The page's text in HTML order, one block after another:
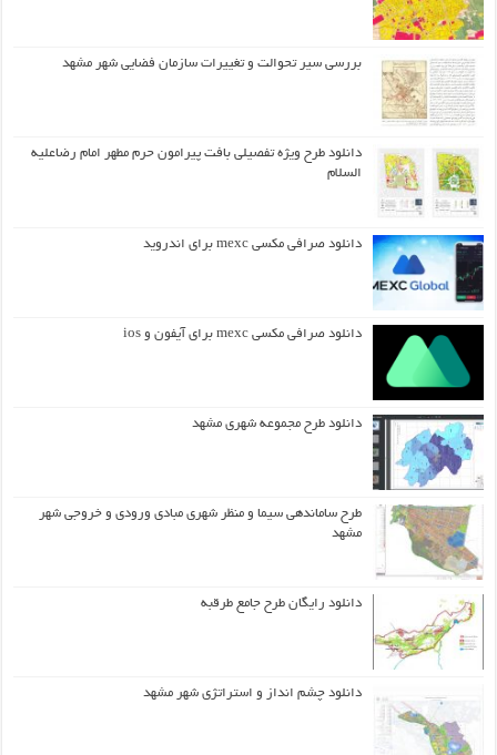
بررسی سیر تحوالت و تغییرات سازمان فضایی شهر مشهد
دانلود طرح ويژه تفصيلي بافت پيرامون حرم مطهر امام رضاعليه
السلام
دانلود صرافی مکسی mexc برای اندروید
دانلود صرافی مکسی mexc برای آیفون و ios
دانلود طرح مجموعه شهری مشهد
طرح ساماندهی سیما و منظر شهری مبادی ورودی و خروجی شهر
مشهد
دانلود رایگان طرح جامع طرقبه
دانلود چشم انداز و استراتژی شهر مشهد